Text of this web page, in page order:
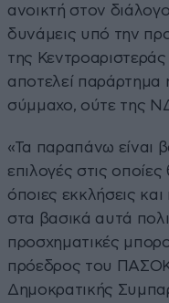
ανοικτή στον
δυνάμεις υπό την
της
αποτελεί
σύμμαχο, ούτε της
«Τα παραπάνω είναι
επιλογές στις
όποιες εκκλήσεις
στα βασικά αυτά
προσχηματικές
πρόεδρος του ΠΑΣΟΚ
Δημοκρατικής